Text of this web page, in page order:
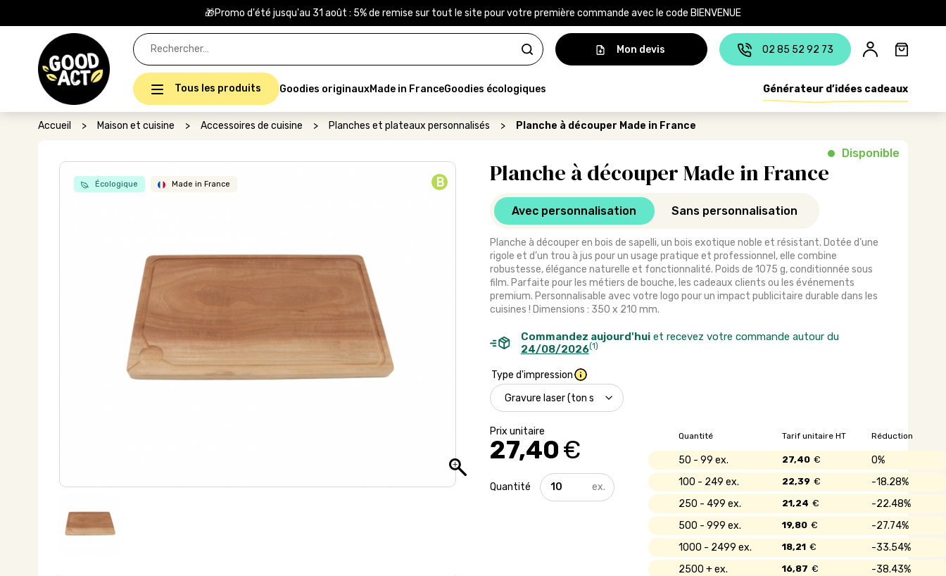
🎁Promo d'été jusqu'au 31 août : 5% de remise sur tout le site pour votre première commande avec le code BIENVENUE
Rechercher :
Mon devis
02 85 52 92 73
Tous les produits Goodies originauxMade in FranceGoodies écologiques Générateur d’idées cadeaux
Accueil > Maison et cuisine > Accessoires de cuisine > Planches et plateaux personnalisés > Planche à découper Made in France
Écologique Made in France B Planche à découper Made in France
Disponible
Avec personnalisation Sans personnalisation
Planche à découper en bois de sapelli, un bois exotique noble et résistant. Dotée d’une
rigole et d’un trou à jus pour un usage pratique et professionnel, elle combine
robustesse, élégance naturelle et fonctionnalité. Poids de 1075 g, conditionnée sous
film. Parfaite pour les métiers de bouche, les cadeaux clients ou les événements
premium. Personnalisable avec votre logo pour un impact publicitaire durable dans les
cuisines ! Dimensions : 350 x 210 mm.
Commandez aujourd'huiet recevez votre commande autour du
24/08/2026(1)
Type d'impression
27,40€
quantité
de
Quantité Réduction
Tarif unitaire HT
50 - 99 0%
27,40 €
100 - 249 18.28%
22,39 €
250 - 499 22.48%
21,24 €
500 - 999 27.74%
19,80 €
1000 - 2499 33.54%
18,21 €
2500 + 38.43%
16,87 €